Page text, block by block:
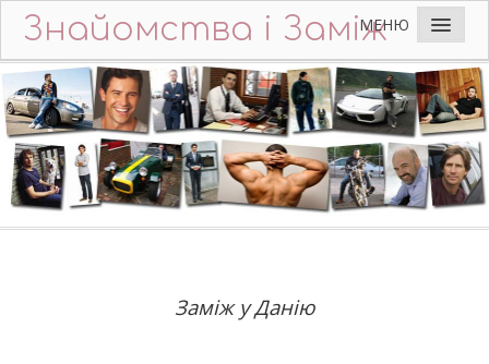
Знайомства і Заміж
МЕНЮ
Головна
Додати анкету
Що пишуть чоловіки
Ідеальний чоловік
Питання та відповіді
Заміж у Данію